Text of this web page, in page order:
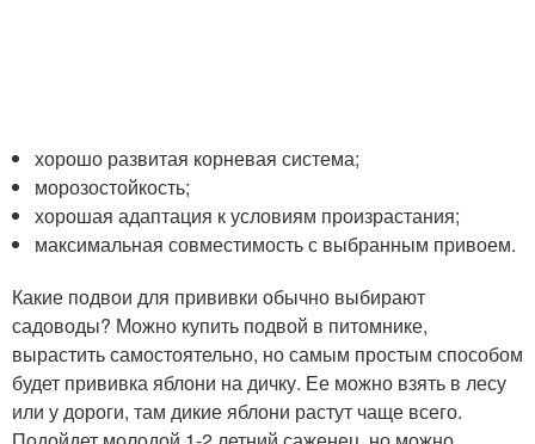
хорошо развитая корневая система;
морозостойкость;
хорошая адаптация к условиям произрастания;
максимальная совместимость с выбранным привоем.
Какие подвои для прививки обычно выбирают
садоводы? Можно купить подвой в питомнике,
вырастить самостоятельно, но самым простым способом
будет прививка яблони на дичку. Ее можно взять в лесу
или у дороги, там дикие яблони растут чаще всего.